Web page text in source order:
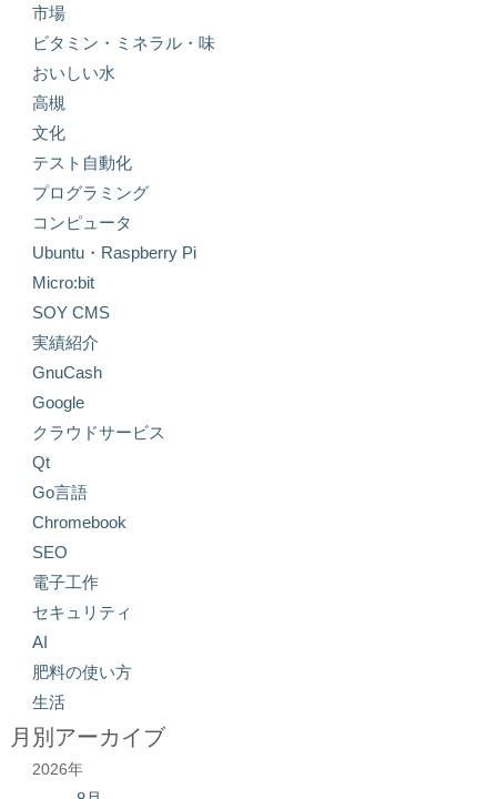
市場
ビタミン・ミネラル・味
おいしい水
高槻
文化
テスト自動化
プログラミング
コンピュータ
Ubuntu・Raspberry Pi
Micro:bit
SOY CMS
実績紹介
GnuCash
Google
クラウドサービス
Qt
Go言語
Chromebook
SEO
電子工作
セキュリティ
AI
肥料の使い方
生活
月別アーカイブ
2026年